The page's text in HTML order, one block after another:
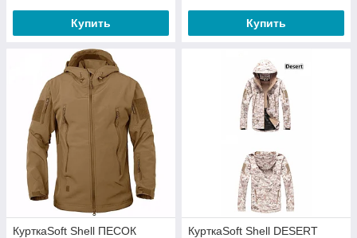
Купить Купить
КурткаSoft Shell ПЕСОК
КурткаSoft Shell DESERT